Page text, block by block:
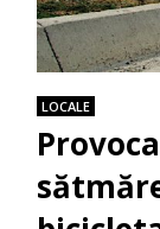
LOCALE